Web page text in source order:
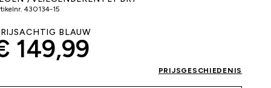
430134-15
BLAUW
149,99
PRIJSGESCHIEDENIS